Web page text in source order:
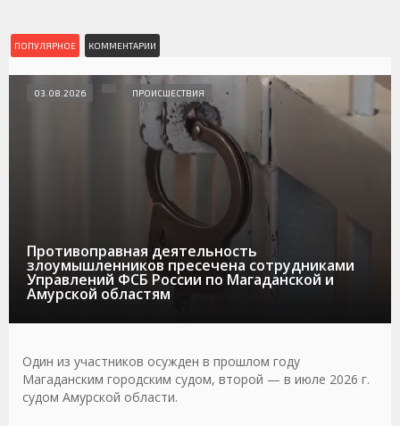
ПОПУЛЯРНОЕ КОММЕНТАРИИ
Противоправная деятельность
злоумышленников пресечена сотрудниками
Управлений ФСБ России по Магаданской и
Амурской областям
03.08.2026 ПРОИСШЕСТВИЯ
Один из участников осужден в прошлом году
Магаданским городским судом, второй — в июле 2026 г.
судом Амурской области.